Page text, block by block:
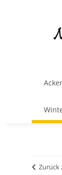
Zurück